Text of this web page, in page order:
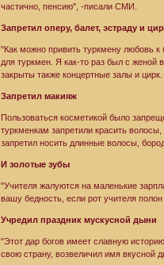
частично, пенсию", -писали СМИ.
Запретил оперу, балет, эстраду и
"Как можно привить туркмену любовь
для туркмен. Я как-то раз был с женой
закрыты также концертные залы и цирк.
Запретил макияж
Пользоваться косметикой было
туркменкам запретили красить
запретил носить длинные волосы,
И золотые зубы
"Учителя жалуются на маленькие
вашу бедность, если рот учителя
Учредил праздник мускусной дыни
"Этот дар богов имеет славную
свою страну, возвеличил имя вкусной